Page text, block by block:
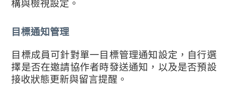
構與檢視設定。
目標通知管理
目標成員可針對單一目標管理通知設定，自行選
擇是否在邀請協作者時發送通知，以及是否預設
接收狀態更新與留言提醒。